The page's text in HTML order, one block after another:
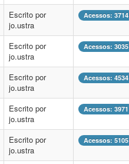
Escrito por
jo.ustra
Acessos: 3714
Escrito por
jo.ustra
Acessos: 3035
Escrito por
jo.ustra
Acessos: 4534
Escrito por
jo.ustra
Acessos: 3971
Escrito por
jo.ustra
Acessos: 5105